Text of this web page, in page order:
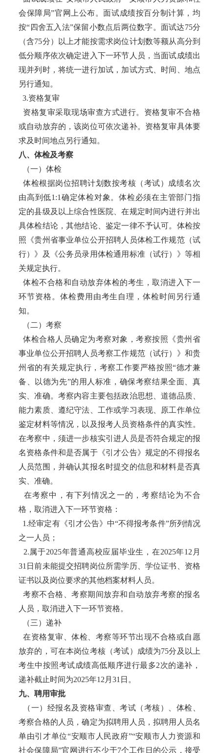
会保障局”官网上公布。面试成绩按百分制计算，均
按“四舍五入法”保留小数点后两位数字。面试达75分
（含75分）以上才能按需求岗位计划数等额从高分到
低分顺序依次确定进入下一环节人员，当面试成绩出
现并列时，将统一进行加试，加试方式、时间、地点
另行通知。
3.资格复审
资格复审采取现场审查方式进行。资格复审不合格
或自动放弃的，该岗位可依次递补。资格复审具体要
求及时间地点另行通知。
八、体检及考察
（一）体检
体检根据岗位招聘计划数按考核（考试）成绩名次
由高到低1:1确定体检对象。体检必须在主管部门指
定的县级及以上综合性医院、在规定时间内进行并出
具体检结论，其他结论、鉴定一律不予认可。体检按
照《贵州省事业单位公开招聘人员体检工作规范（试
行）》及《公务员录用体检通用标准（试行）》等相
关规定执行。
体检不合格和自动放弃体检的考生，取消进入下一
环节资格。体检费用由考生自理，体检时间另行通
知。
（二）考察
体检合格人员确定为考察对象，考察按照《贵州省
事业单位公开招聘人员考察工作规范（试行）》和贵
州省的有关规定执行，考察工作要严格按照“德才兼
备、以德为先”的用人标准，确保考察结果全面、真
实、准确。考察内容主要包括政治思想、道德品质、
能力素质、遵纪守法、工作或学习表现、原工作单位
鉴定材料等情况，以及报考人员资格条件的真实性。
在考察中，须进一步核实引进人员是否符合规定的报
名资格条件和是否属于《引才公告》规定的不得报名
人员范围，并确认其报名时提交的信息和材料是否真
实、准确。
在考察中，有下列情况之一的，考察结论为不合
格，取消进入下一环节资格：
1.经审定有《引才公告》中“不得报考条件”所列情况
之一人员；
2.属于2025年普通高校应届毕业生，在2025年12月
31日前未能提交招聘岗位所需学历、学位证书、资格
证书以及岗位要求的其他档案材料人员。
考察不合格、考察期间放弃和自动放弃考察的报名
人员，取消进入下一环节资格。
（三）递补
在资格复审、体检、考察等环节出现不合格或自愿
放弃的，可在本岗位考核（考试）成绩为75分及以上
考生中按照考试成绩高低顺序进行最多2次的递补，
递补截止时间为2025年12月31日。
九、聘用审批
（一）经报名及资格审查、考试（考核）、体检、
考察合格的人员，确定为拟聘用人员，拟聘用人员名
单由引才单位“安顺市人民政府”“安顺市人力资源和
社会保障局”官网进行不少于7个工作日的公示，接受